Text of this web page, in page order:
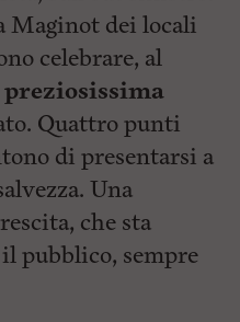
Maginot dei locali
celebrare, al
preziosissima
Quattro punti
di presentarsi a
Una
che sta
pubblico, sempre